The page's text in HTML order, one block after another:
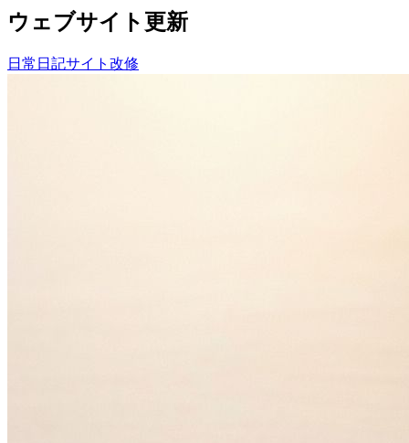
ウェブサイト更新
日常 日記サイト改修